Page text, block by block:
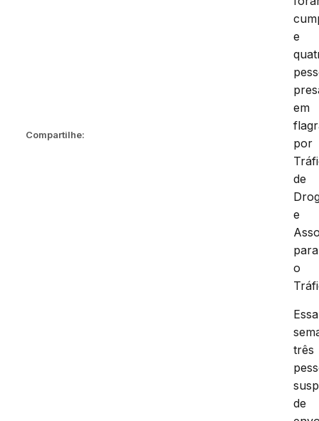
Compartilhe:
e
em
por
de
e
para
o
Essa
três
de